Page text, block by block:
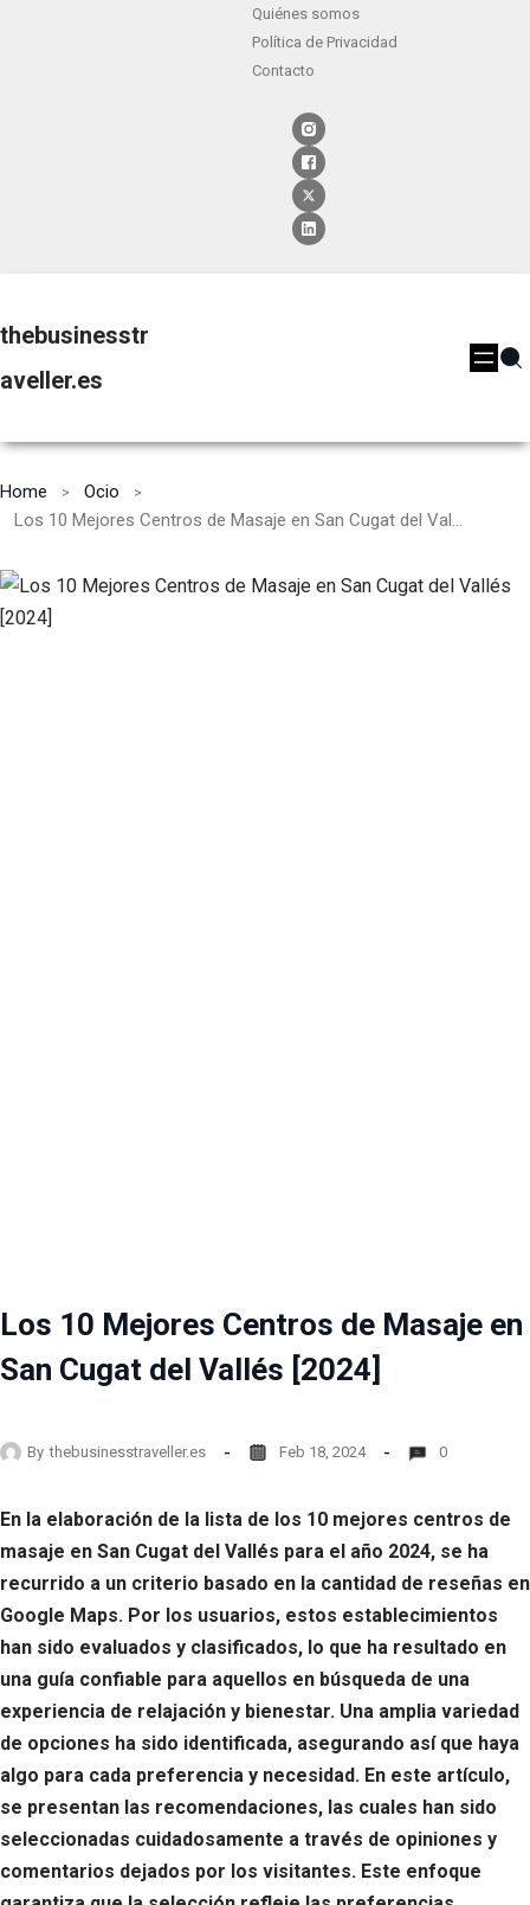
Quiénes somos
Política de Privacidad
Contacto
thebusinesstr
aveller.es
Home
Ocio
Los 10 Mejores Centros de Masaje en San Cugat del Vallés [2024]
Los 10 Mejores Centros de Masaje en
San Cugat del Vallés [2024]
By thebusinesstraveller.es Feb 18, 2024 0
En la elaboración de la lista de los 10 mejores centros de
masaje en San Cugat del Vallés para el año 2024, se ha
recurrido a un criterio basado en la cantidad de reseñas en
Google Maps. Por los usuarios, estos establecimientos
han sido evaluados y clasificados, lo que ha resultado en
una guía confiable para aquellos en búsqueda de una
experiencia de relajación y bienestar. Una amplia variedad
de opciones ha sido identificada, asegurando así que haya
algo para cada preferencia y necesidad. En este artículo,
se presentan las recomendaciones, las cuales han sido
seleccionadas cuidadosamente a través de opiniones y
comentarios dejados por los visitantes. Este enfoque